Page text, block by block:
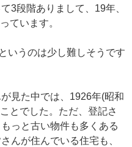
3段階ありまして、19年、
ています。
うのは少し難しそうです
見た中では、1926年(昭和
とでした。ただ、登記さ
っと古い物件も多くある
んが住んでいる住宅も、